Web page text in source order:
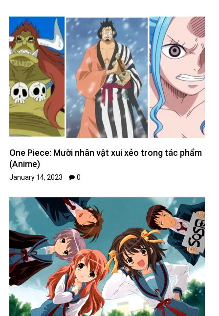
One Piece: Mười nhân vật xui xẻo trong tác phẩm
(Anime)
January 14, 2023 0